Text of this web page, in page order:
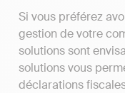
Si vous préférez
gestion de votre
solutions sont
solutions vous
déclarations